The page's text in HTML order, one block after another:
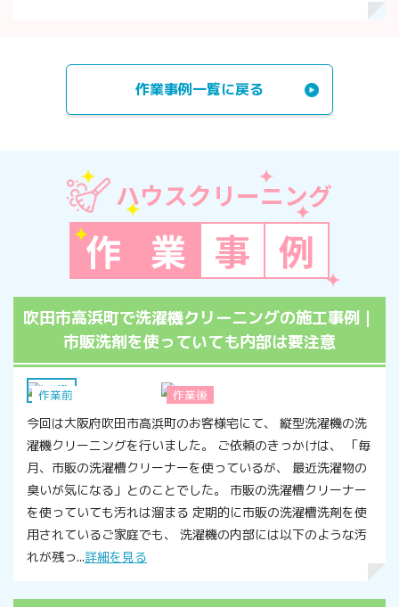
作業事例一覧に戻る
ハウスクリーニング
作 業 事 例
吹田市高浜町で洗濯機クリーニングの施工事例｜
市販洗剤を使っていても内部は要注意
作業前 作業後
洗濯機
今回は大阪府吹田市高浜町のお客様宅にて、 縦型洗濯機の洗
濯機クリーニングを行いました。 ご依頼のきっかけは、 「毎
月、市販の洗濯槽クリーナーを使っているが、 最近洗濯物の
臭いが気になる」とのことでした。 市販の洗濯槽クリーナー
を使っていても汚れは溜まる 定期的に市販の洗濯槽洗剤を使
用されているご家庭でも、 洗濯機の内部には以下のような汚
れが残っ...詳細を見る